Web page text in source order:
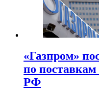
«Газпром»
по поставкам
РФ